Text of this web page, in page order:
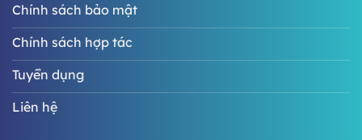
Chính sách bảo mật
Chính sách hợp tác
Tuyển dụng
Liên hệ